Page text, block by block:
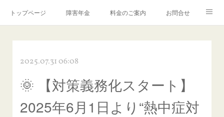
トップページ 障害年金 料金のご案内 お問合せ
2025.07.31 06:08
🌞 【対策義務化スタート】
2025年6月1日より“熱中症対